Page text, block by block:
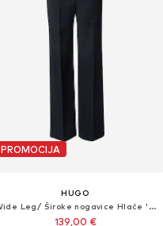
PROMOCIJA
HUGO
Wide Leg/ Široke nogavice Hlače 'Himia'
139,00 €